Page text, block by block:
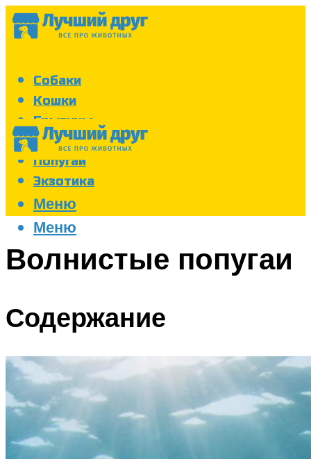
Собаки
Кошки
Грызуны
Аквариум
Попугаи
Экзотика
Меню
Меню
Волнистые попугаи
Содержание